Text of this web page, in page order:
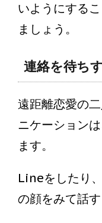
いようにする
ましょう。
連絡を待ち
遠距離恋愛の
ニケーション
ます。
Lineをしたり
の顔をみて話